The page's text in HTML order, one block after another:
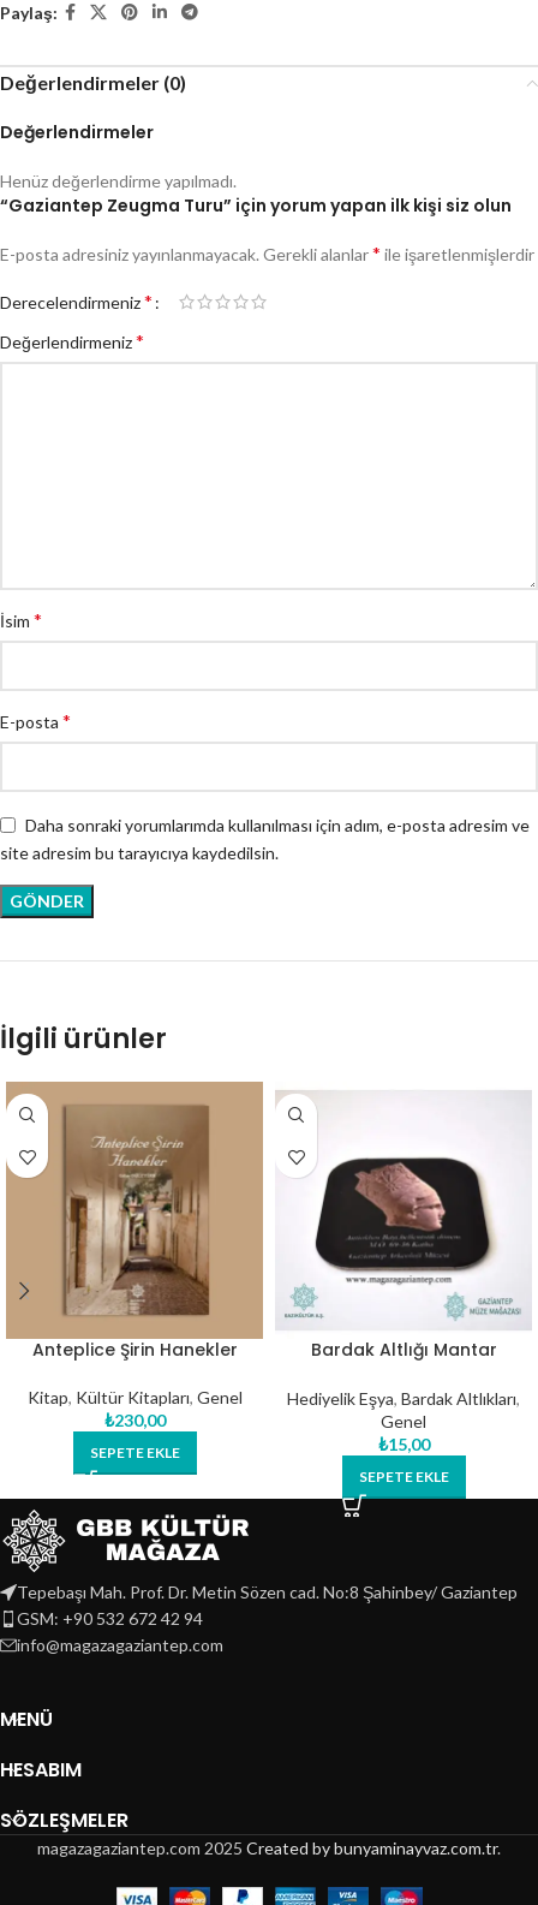
Paylaş:
Değerlendirmeler (0)
Değerlendirmeler
Henüz değerlendirme yapılmadı.
“Gaziantep Zeugma Turu” için yorum yapan ilk kişi siz olun
E-posta adresiniz yayınlanmayacak. Gerekli alanlar* ile işaretlenmişlerdir
Derecelendirmeniz*
Değerlendirmeniz*
İsim *
E-posta *
Daha sonraki yorumlarımda kullanılması için adım, e-posta adresim ve
site adresim bu tarayıcıya kaydedilsin.
İlgili ürünler
Anteplice Şirin Hanekler
Kitap, Kültür Kitapları, Genel
₺230,00
SEPETE EKLE
Bardak Altlığı Mantar
Hediyelik Eşya, Bardak Altlıkları,
Genel
₺15,00
SEPETE EKLE
Tepebaşı Mah. Prof. Dr. Metin Sözen cad. No:8 Şahinbey/ Gaziantep
GSM: +90 532 672 42 94
info@magazagaziantep.com
MENÜ
HESABIM
SÖZLEŞMELER
magazagaziantep.com 2025 Created by bunyaminayvaz.com.tr.